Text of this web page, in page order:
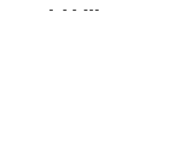
- - - ---